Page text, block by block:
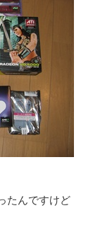
たんですけど